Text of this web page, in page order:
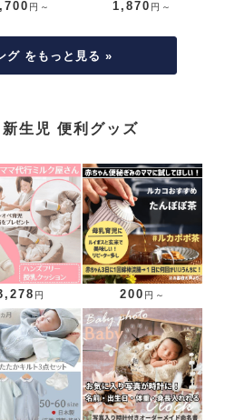
円～ 1,870 円～
グ をもっと見る »
生児 便利グッズ
円 200 円～